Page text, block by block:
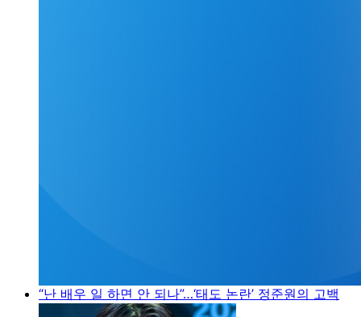
“난 배우 일 하면 안 되나”…‘태도 논란’ 정준원의 고백